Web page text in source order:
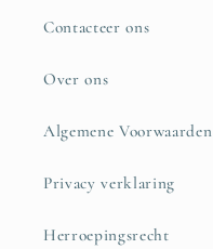
Contacteer ons
Over ons
Algemene Voorwaarden
Privacy verklaring
Herroepingsrecht